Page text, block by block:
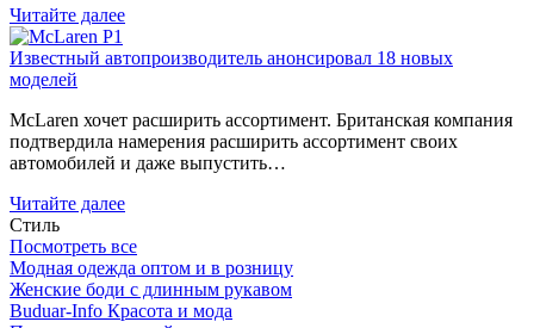
Читайте далее
Известный автопроизводитель анонсировал 18 новых
моделей
McLaren хочет расширить ассортимент. Британская компания
подтвердила намерения расширить ассортимент своих
автомобилей и даже выпустить…
Читайте далее
Стиль
Посмотреть все
Модная одежда оптом и в розницу
Женские боди с длинным рукавом
Buduar-Info Красота и мода